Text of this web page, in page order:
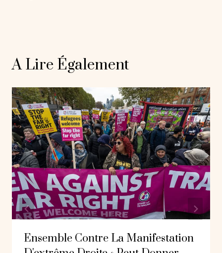
A Lire Également
Ensemble Contre La Manifestation